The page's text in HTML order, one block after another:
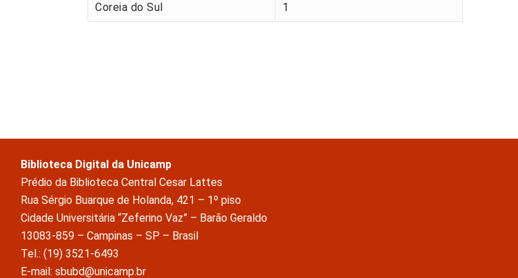
Coreia do Sul 1
Biblioteca Digital da Unicamp
Prédio da Biblioteca Central Cesar Lattes
Rua Sérgio Buarque de Holanda, 421 – 1º piso
Cidade Universitária “Zeferino Vaz” – Barão Geraldo
13083-859 – Campinas – SP – Brasil
Tel.: (19) 3521-6493
E-mail: sbubd@unicamp.br